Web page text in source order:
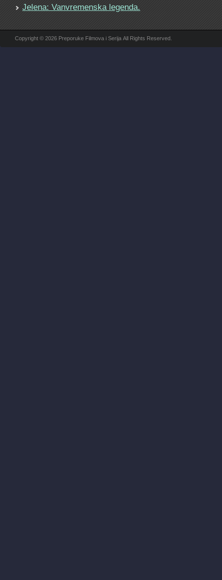
Jelena: Vanvremenska legenda.
Copyright © 2026 Preporuke Filmova i Serija All Rights Reserved.